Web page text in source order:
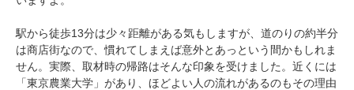
駅から徒歩13分は少々距離がある気もしますが、道のりの約半分
は商店街なので、慣れてしまえば意外とあっという間かもしれま
せん。実際、取材時の帰路はそんな印象を受けました。近くには
「東京農業大学」があり、ほどよい人の流れがあるのもその理由